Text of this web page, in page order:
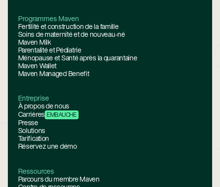
Programmes Maven
Fertilité et construction de la famille
Soins de maternité et de nouveau-né
Maven Milk
Parentalité et Pédiatrie
Ménopause et Santé après la quarantaine
Maven Wallet
Maven Managed Benefit
Entreprise
À propos de nous
Carrières EMBAUCHE
Presse
Solutions
Tarification
Réservez une démo
Ressources
Parcours du membre Maven